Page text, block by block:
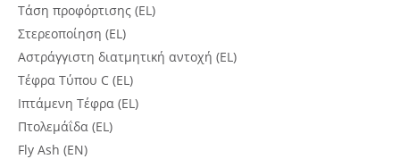
Τάση προφόρτισης (EL)
Στερεοποίηση (EL)
Αστράγγιστη διατμητική αντοχή (EL)
Τέφρα Τύπου C (EL)
Ιπτάμενη Τέφρα (EL)
Πτολεμάΐδα (EL)
Fly Ash (EN)